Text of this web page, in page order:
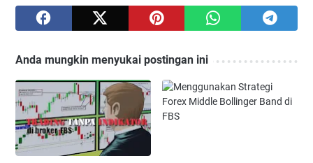
Anda mungkin menyukai postingan ini